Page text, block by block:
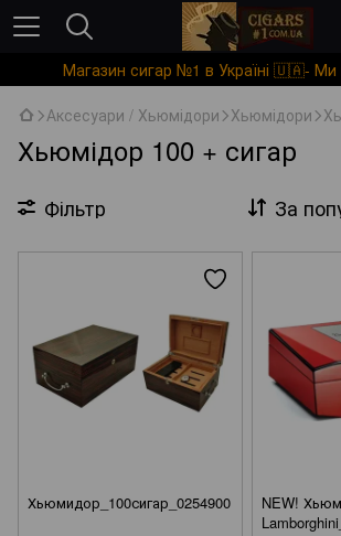
Магазин сигар №1 в Україні 🇺🇦-
Аксесуари / Хьюмідори Хьюмідори
Хьюмідор 100 + сигар
Фільтр За
Хьюмидор_100сигар_0254900
NEW!